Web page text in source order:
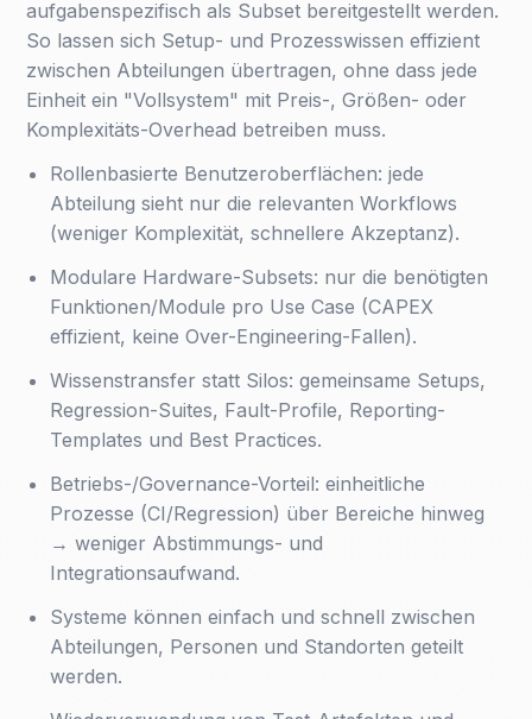
aufgabenspezifisch als Subset bereitgestellt werden.
So lassen sich Setup- und Prozesswissen effizient
zwischen Abteilungen übertragen, ohne dass jede
Einheit ein "Vollsystem" mit Preis-, Größen- oder
Komplexitäts-Overhead betreiben muss.
Rollenbasierte Benutzeroberflächen: jede
Abteilung sieht nur die relevanten Workflows
(weniger Komplexität, schnellere Akzeptanz).
Modulare Hardware-Subsets: nur die benötigten
Funktionen/Module pro Use Case (CAPEX
effizient, keine Over-Engineering-Fallen).
Wissenstransfer statt Silos: gemeinsame Setups,
Regression-Suites, Fault-Profile, Reporting-
Templates und Best Practices.
Betriebs-/Governance-Vorteil: einheitliche
Prozesse (CI/Regression) über Bereiche hinweg
→ weniger Abstimmungs- und
Integrationsaufwand.
Systeme können einfach und schnell zwischen
Abteilungen, Personen und Standorten geteilt
werden.